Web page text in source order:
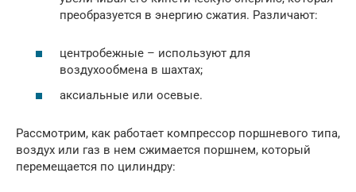
преобразуется в энергию сжатия. Различают:
центробежные – используют для
воздухообмена в шахтах;
аксиальные или осевые.
Рассмотрим, как работает компрессор поршневого типа,
воздух или газ в нем сжимается поршнем, который
перемещается по цилиндру: